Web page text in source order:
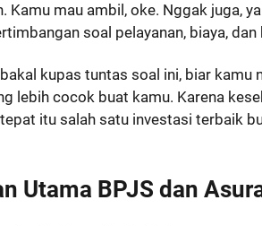
Kamu mau ambil, oke. Nggak juga,
soal pelayanan, biaya,
kupas tuntas soal ini, biar kamu
lebih cocok buat kamu. Karena
itu salah satu investasi terbaik
Utama BPJS dan